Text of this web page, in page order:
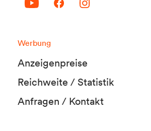
Werbung
Anzeigenpreise
Reichweite / Statistik
Anfragen / Kontakt